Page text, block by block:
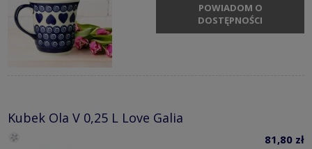
POWIADOM O
DOSTĘPNOŚCI
Kubek Ola V 0,25 L Love Galia
81,80 zł